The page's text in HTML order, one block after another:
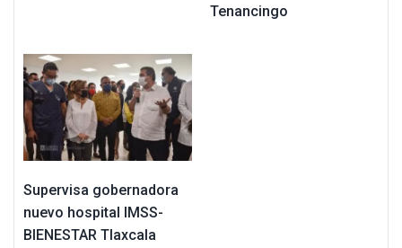
Tenancingo
Supervisa gobernadora
nuevo hospital IMSS-
BIENESTAR Tlaxcala